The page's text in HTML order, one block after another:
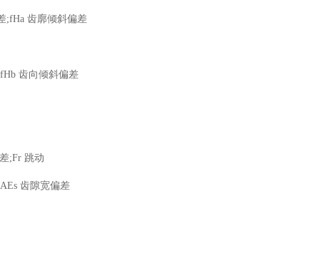
齿廓倾斜偏差
齿向倾斜偏差
;Fr 跳动
齿隙宽偏差